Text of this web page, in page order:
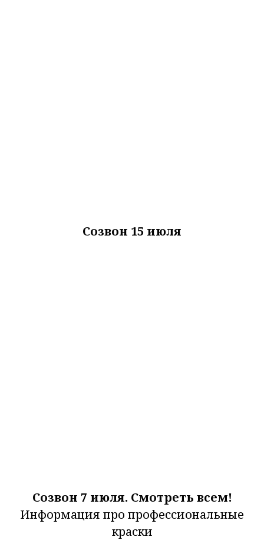
Созвон 15 июля
Созвон 7 июля. Смотреть всем!
Информация про профессиональные
краски